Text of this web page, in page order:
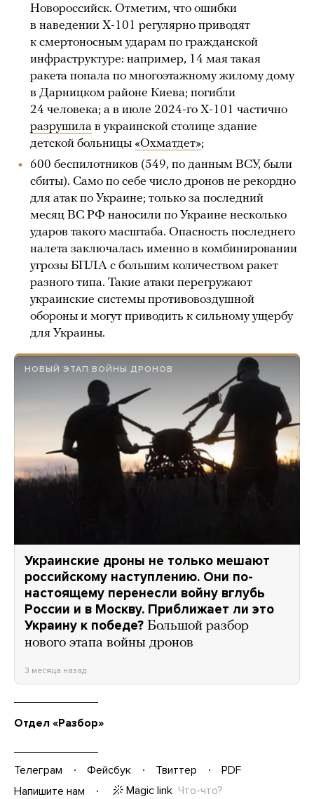
Новороссийск. Отметим, что ошибки
в наведении Х-101 регулярно приводят
к смертоносным ударам по гражданской
инфраструктуре: например, 14 мая такая
ракета попала по многоэтажному жилому дому
в Дарницком районе Киева; погибли
24 человека; а в июле 2024-го Х-101 частично
разрушила в украинской столице здание
детской больницы «Охматдет»;
600 беспилотников (549, по данным ВСУ, были
сбиты). Само по себе число дронов не рекордно
для атак по Украине; только за последний
месяц ВС РФ наносили по Украине несколько
ударов такого масштаба. Опасность последнего
налета заключалась именно в комбинировании
угрозы БПЛА с большим количеством ракет
разного типа. Такие атаки перегружают
украинские системы противовоздушной
обороны и могут приводить к сильному ущербу
для Украины.
НОВЫЙ ЭТАП ВОЙНЫ ДРОНОВ
Украинские дроны не только мешают
российскому наступлению. Они по-
настоящему перенесли войну вглубь
России и в Москву. Приближает ли это
Украину к победе? Большой разбор
нового этапа войны дронов
3 месяца назад
Отдел «Разбор»
Телеграм Фейсбук Твиттер
PDF
Напишите нам
Magic link Что-что?